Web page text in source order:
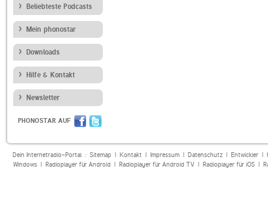
Beliebteste Podcasts
Mein phonostar
Downloads
Hilfe & Kontakt
Newsletter
PHONOSTAR AUF
Dein Internetradio-Portal : Sitemap| Kontakt| Impressum| Datenschutz| Entwickler|
Windows| Radioplayer für Android| Radioplayer für Android TV| Radioplayer für iOS|